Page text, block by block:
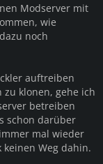
Modserver mit
wie
noch
auftreiben
zu klonen, gehe ich
betreiben
schon darüber
mal wieder
Weg dahin.